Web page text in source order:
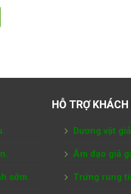
sớm.
HỖ TRỢ
Dương vật
Âm đạo giả
Trứng rung